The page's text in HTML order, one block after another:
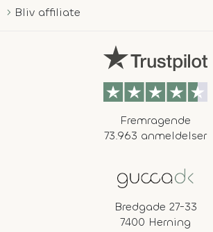
Bliv affiliate
Fremragende
73.963 anmeldelser
Bredgade 27-33
7400 Herning